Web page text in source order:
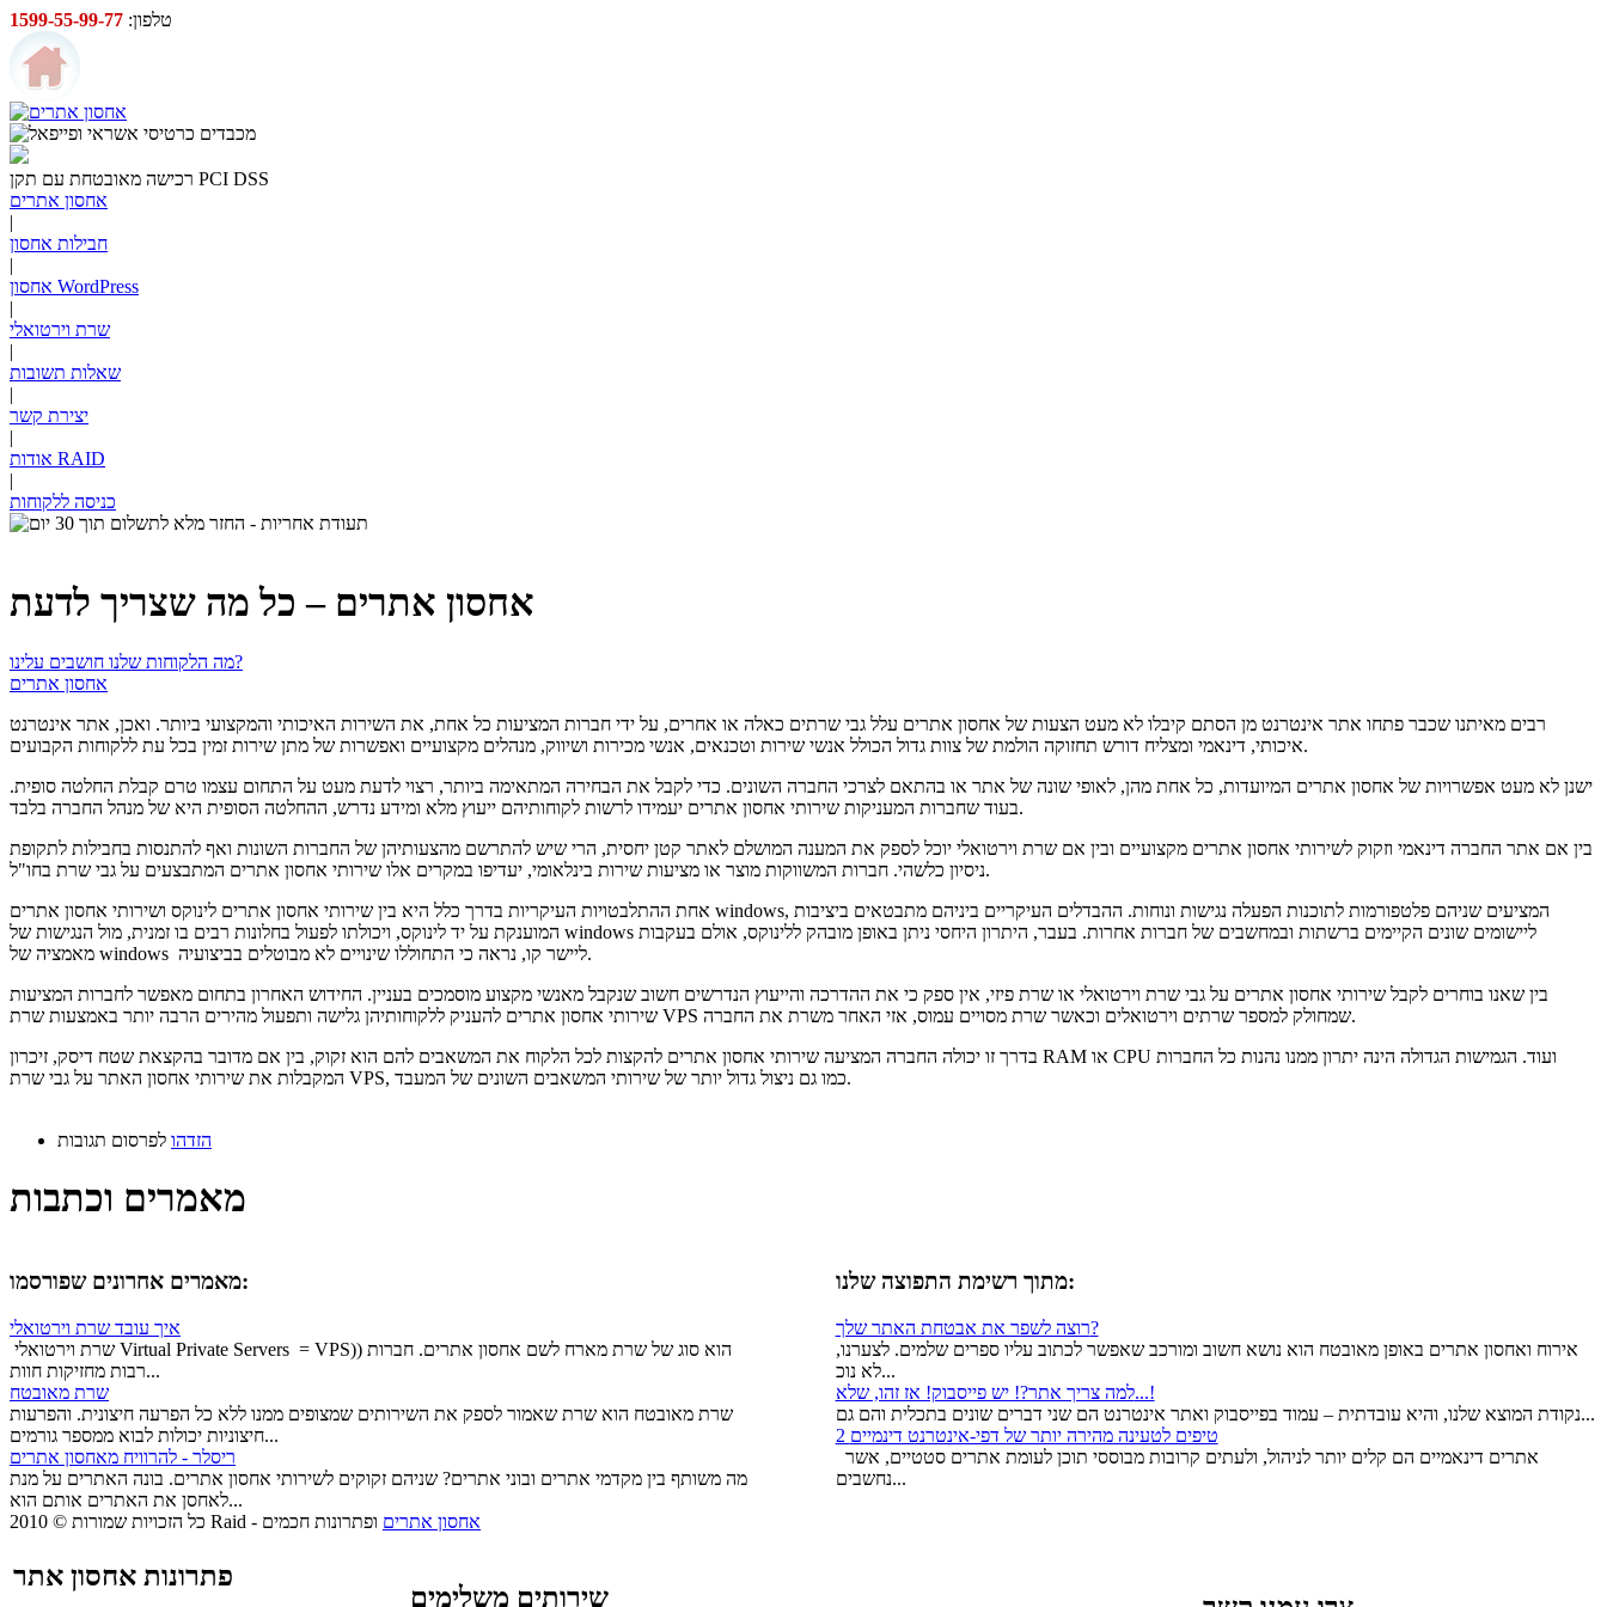
טלפון: 1599-55-99-77
רכישה מאובטחת עם תקן PCI DSS
אחסון אתרים
|
חבילות אחסון
|
אחסון WordPress
|
שרת וירטואלי
|
שאלות תשובות
|
יצירת קשר
|
RAID
|
כניסה ללקוחות
אחסון אתרים – כל מה שצריך לדעת
מה הלקוחות שלנו חושבים עלינו?
אחסון אתרים
רבים מאיתנו שכבר פתחו אתר אינטרנט מן הסתם קיבלו לא מעט הצעות של אחסון אתרים עלל גבי שרתים כאלה או אחרים, על ידי חברות המציעות כל אחת, את השירות האיכותי והמקצועי ביותר. ואכן, אתר אינטרנט
איכותי, דינאמי ומצליח דורש תחזוקה הולמת של צוות גדול הכולל אנשי שירות וטכנאים, אנשי מכירות ושיווק, מנהלים מקצועיים ואפשרות של מתן שירות זמין בכל עת ללקוחות הקבועים.
ישנן לא מעט אפשרויות של אחסון אתרים המיועדות, כל אחת מהן, לאופי שונה של אתר או בהתאם לצרכי החברה השונים. כדי לקבל את הבחירה המתאימה ביותר, רצוי לדעת מעט על התחום עצמו טרם קבלת החלטה סופית.
בעוד שחברות המעניקות שירותי אחסון אתרים יעמידו לרשות לקוחותיהם ייעוץ מלא ומידע נדרש, ההחלטה הסופית היא של מנהל החברה בלבד.
בין אם אתר החברה דינאמי וזקוק לשירותי אחסון אתרים מקצועיים ובין אם שרת וירטואלי יוכל לספק את המענה המושלם לאתר קטן יחסית, הרי שיש להתרשם מהצעותיהן של החברות השונות ואף להתנסות בחבילות לתקופת
ניסיון כלשהי. חברות המשווקות מוצר או מציעות שירות בינלאומי, יעדיפו במקרים אלו שירותי אחסון אתרים המתבצעים על גבי שרת בחו"ל.
אחת ההתלבטויות העיקריות בדרך כלל היא בין שירותי אחסון אתרים לינוקס ושירותי אחסון אתרים windows, המציעים שניהם פלטפורמות לתוכנות הפעלה נגישות ונוחות. ההבדלים העיקריים ביניהם מתבטאים ביציבות
המוענקת על יד לינוקס, ויכולתו לפעול בחלונות רבים בו זמנית, מול הנגישות של windows ליישומים שונים הקיימים ברשתות ובמחשבים של חברות אחרות. בעבר, היתרון היחסי ניתן באופן מובהק ללינוקס, אולם בעקבות
מאמציה של windows ליישר קו, נראה כי התחוללו שינויים לא מבוטלים בביצועיה.
בין שאנו בוחרים לקבל שירותי אחסון אתרים על גבי שרת וירטואלי או שרת פיזי, אין ספק כי את ההדרכה והייעוץ הנדרשים חשוב שנקבל מאנשי מקצוע מוסמכים בעניין. החידוש האחרון בתחום מאפשר לחברות המציעות
שירותי אחסון אתרים להעניק ללקוחותיהן גלישה ותפעול מהירים הרבה יותר באמצעות שרת VPS שמחולק למספר שרתים וירטואלים וכאשר שרת מסויים עמוס, אזי האחר משרת את החברה.
בדרך זו יכולה החברה המציעה שירותי אחסון אתרים להקצות לכל הלקוח את המשאבים להם הוא זקוק, בין אם מדובר בהקצאת שטח דיסק, זיכרון RAM או CPU ועוד. הגמישות הגדולה הינה יתרון ממנו נהנות כל החברות
המקבלות את שירותי אחסון האתר על גבי שרת VPS, כמו גם ניצול גדול יותר של שירותי המשאבים השונים של המעבד.
הזדהו לפרסום תגובות
מאמרים וכתבות
מתוך רשימת התפוצה שלנו:
רוצה לשפר את אבטחת האתר שלך?
אירוח ואחסון אתרים באופן מאובטח הוא נושא חשוב ומורכב שאפשר לכתוב עליו ספרים שלמים. לצערנו,
לא נוכ...
למה צריך אתר?! יש פייסבוק! אז זהו, שלא...!
נקודת המוצא שלנו, והיא עובדתית – עמוד בפייסבוק ואתר אינטרנט הם שני דברים שונים בתכלית והם גם...
2 טיפים לטעינה מהירה יותר של דפי-אינטרנט דינמיים
נחשבים...
מאמרים אחרונים שפורסמו:
איך עובד שרת וירטואלי
רבות מחזיקות חוות...
שרת מאובטח
שרת מאובטח הוא שרת שאמור לספק את השירותים שמצופים ממנו ללא כל הפרעה חיצונית. והפרעות
חיצוניות יכולות לבוא ממספר גורמים...
ריסלר - להרוויח מאחסון אתרים
מה משותף בין מקדמי אתרים ובוני אתרים? שניהם זקוקים לשירותי אחסון אתרים. בונה האתרים על מנת
לאחסן את האתרים אותם הוא...
כל הזכויות שמורות © 2010 Raid - אחסון אתרים ופתרונות חכמים
פתרונות אחסון אתר
שירותים משלימים